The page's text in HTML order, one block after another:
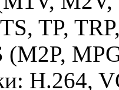
TP,
(M2P,
H.264,